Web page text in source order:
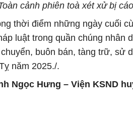
cảnh phiên toà xét xử bị
thời điểm những ngày cuối
luật trong quần chúng nhân
buôn bán, tàng trữ, sử
năm 2025./.
Viện KSND huyện